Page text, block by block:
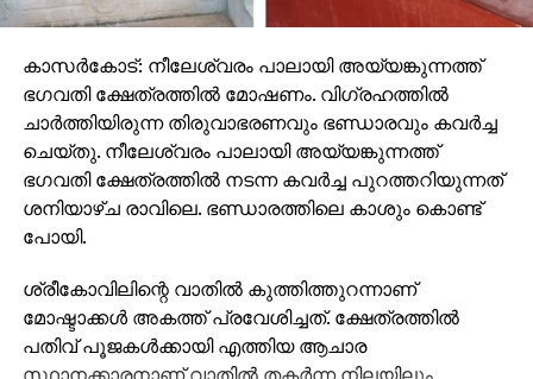
കാസര്‍കോട്: നീലേശ്വരം പാലായി അയ്യങ്കുന്നത്ത്
ഭഗവതി ക്ഷേത്രത്തില്‍ മോഷണം. വിഗ്രഹത്തില്‍
ചാര്‍ത്തിയിരുന്ന തിരുവാഭരണവും ഭണ്ഡാരവും കവര്‍ച്ച
ചെയ്തു. നീലേശ്വരം പാലായി അയ്യങ്കുന്നത്ത്
ഭഗവതി ക്ഷേത്രത്തില്‍ നടന്ന കവര്‍ച്ച പുറത്തറിയുന്നത്
ശനിയാഴ്ച രാവിലെ. ഭണ്ഡാരത്തിലെ കാശും കൊണ്ട്
പോയി.
ശ്രീകോവിലിന്റെ വാതില്‍ കുത്തിത്തുറന്നാണ്
മോഷ്ടാക്കള്‍ അകത്ത് പ്രവേശിച്ചത്. ക്ഷേത്രത്തില്‍
പതിവ് പൂജകള്‍ക്കായി എത്തിയ ആചാര